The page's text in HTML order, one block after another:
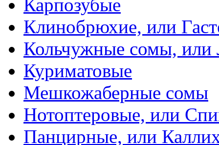
Карпозубые
Клинобрюхие, или
Кольчужные сомы, или
Куриматовые
Мешкожаберные сомы
Нотоптеровые, или
Панцирные, или